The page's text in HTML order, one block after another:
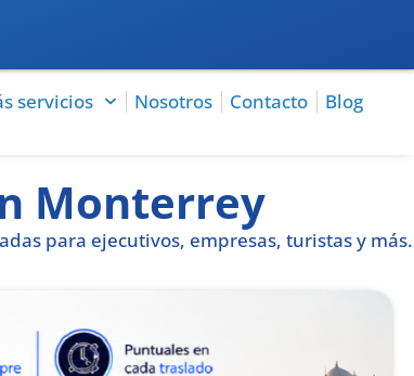
servicios Nosotros Contacto Blog
Monterrey
para ejecutivos, empresas, turistas y más.